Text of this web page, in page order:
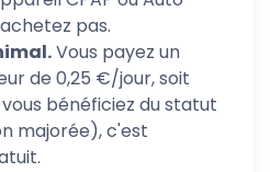
pas.
Vous payez un
de 0,25 €/jour, soit
vous bénéficiez du statut
majorée), c'est